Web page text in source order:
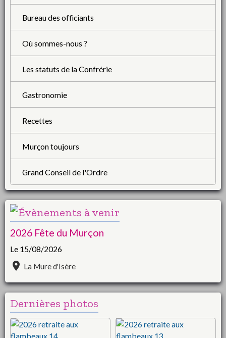
Bureau des officiants
Où sommes-nous ?
Les statuts de la Confrérie
Gastronomie
Recettes
Murçon toujours
Grand Conseil de l'Ordre
2026 Fête du Murçon
Le 15/08/2026
La Mure d'Isère
Dernières photos